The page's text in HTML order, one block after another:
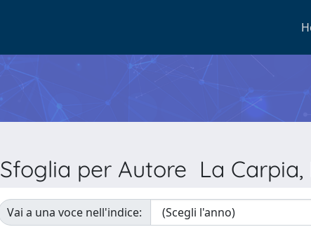
Sfoglia per Autore La Carpia,
Vai a una voce nell'indice: